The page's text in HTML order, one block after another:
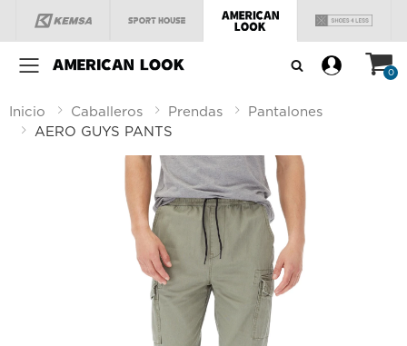
Menú 0
Inicio Caballeros Prendas
Pantalones
AERO GUYS PANTS